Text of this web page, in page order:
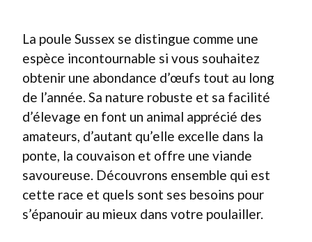
La poule Sussex se distingue comme une
espèce incontournable si vous souhaitez
obtenir une abondance d’œufs tout au long
de l’année. Sa nature robuste et sa facilité
d’élevage en font un animal apprécié des
amateurs, d’autant qu’elle excelle dans la
ponte, la couvaison et offre une viande
savoureuse. Découvrons ensemble qui est
cette race et quels sont ses besoins pour
s’épanouir au mieux dans votre poulailler.